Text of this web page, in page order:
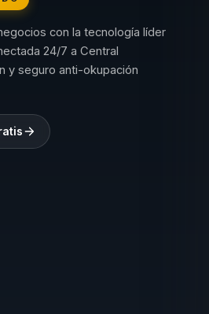
con la tecnología líder
24/7 a Central
y seguro anti-okupación